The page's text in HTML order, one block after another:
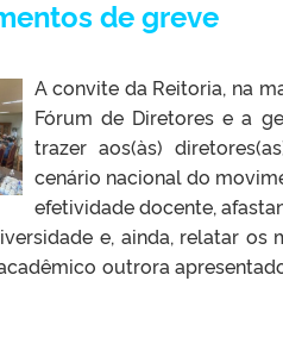
de greve
A convite da Reitoria, na
Fórum de Diretores e a
trazer aos(às)
cenário nacional do
efetividade docente,
e, ainda, relatar
outrora